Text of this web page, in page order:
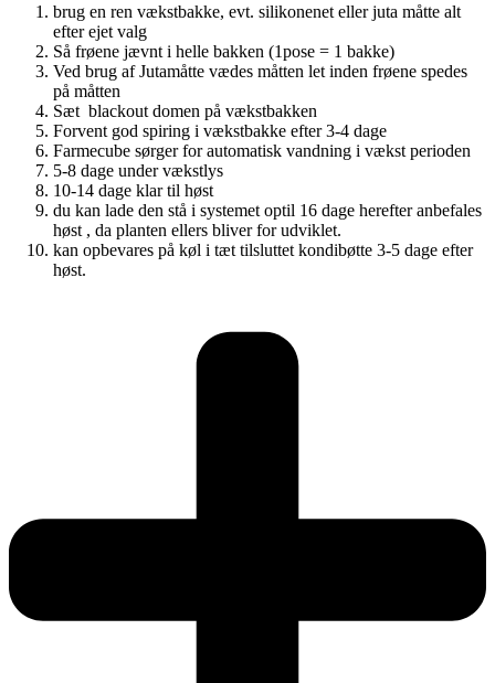
brug en ren vækstbakke, evt. silikonenet eller juta måtte alt
efter ejet valg
Så frøene jævnt i helle bakken (1pose = 1 bakke)
Ved brug af Jutamåtte vædes måtten let inden frøene spedes
på måtten
Sæt blackout domen på vækstbakken
Forvent god spiring i vækstbakke efter 3-4 dage
Farmecube sørger for automatisk vandning i vækst perioden
5-8 dage under vækstlys
10-14 dage klar til høst
du kan lade den stå i systemet optil 16 dage herefter anbefales
høst , da planten ellers bliver for udviklet.
kan opbevares på køl i tæt tilsluttet kondibøtte 3-5 dage efter
høst.